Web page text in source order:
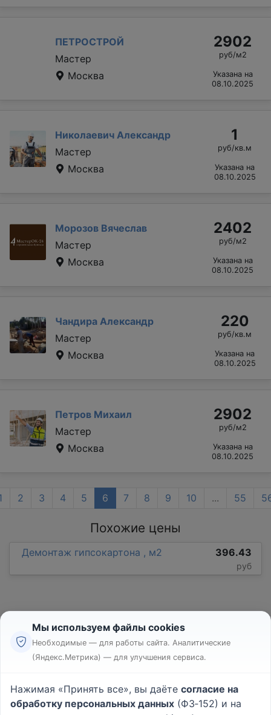
ПЕТРОСТРОЙ
Мастер
Москва
2902
руб/м2
Указана на
08.10.2025
Николаевич Александр
Мастер
Москва
1
руб/кв.м
Указана на
08.10.2025
Морозов Вячеслав
Мастер
Москва
2402
руб/м2
Указана на
08.10.2025
Чандира Александр
Мастер
Москва
220
руб/кв.м
Указана на
08.10.2025
Петров Михаил
Мастер
Москва
2902
руб/м2
Указана на
08.10.2025
2 3 4 5 6 7 8 9 10 ... 55
Похожие цены
Демонтаж гипсокартона , м2 396.43
руб
Реклама
Пользовательское соглашение
Политика конфиденциальности
Мы используем файлы cookies
Необходимые — для работы сайта. Аналитические
(Яндекс.Метрика) — для улучшения сервиса.
Нажимая «Принять все», вы даёте согласие на
обработку персональных данных (ФЗ‑152) и на